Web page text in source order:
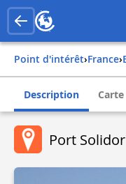
Point d'intérêt› france›
Description Carte
Port Solidor